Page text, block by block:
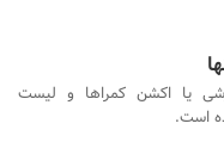
یا اکشن کمراها و لیست